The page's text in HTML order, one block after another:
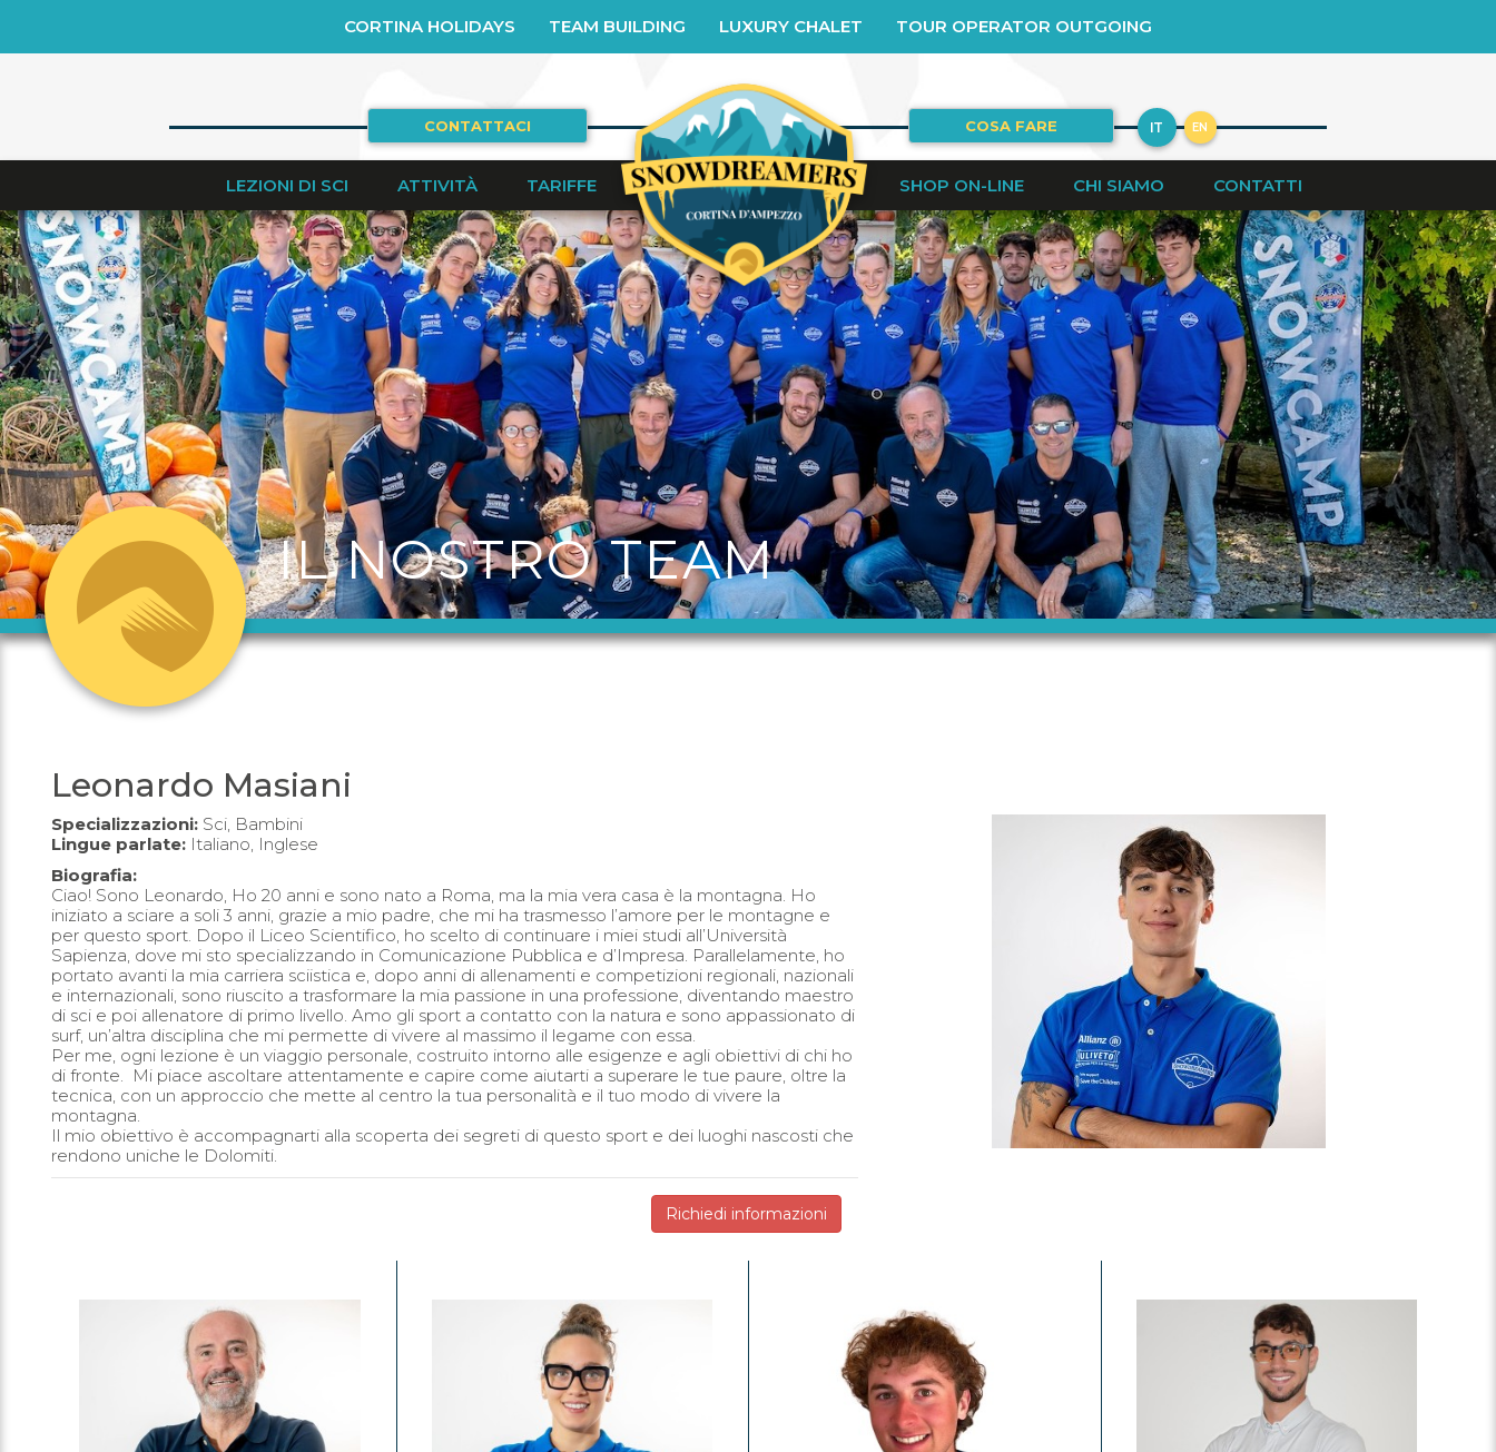
CORTINA HOLIDAYS TEAM BUILDING LUXURY CHALET TOUR OPERATOR OUTGOING
CONTATTACI COSA FARE IT EN
LEZIONI DI SCI ATTIVITÀ TARIFFE SHOP ON-LINE CHI SIAMO CONTATTI
IL NOSTRO TEAM
Leonardo Masiani
Specializzazioni: Sci, Bambini
Lingue parlate: Italiano, Inglese
Biografia:
Ciao! Sono Leonardo, Ho 20 anni e sono nato a Roma, ma la mia vera casa è la montagna. Ho
iniziato a sciare a soli 3 anni, grazie a mio padre, che mi ha trasmesso l’amore per le montagne e
per questo sport. Dopo il Liceo Scientifico, ho scelto di continuare i miei studi all’Università
Sapienza, dove mi sto specializzando in Comunicazione Pubblica e d’Impresa. Parallelamente, ho
portato avanti la mia carriera sciistica e, dopo anni di allenamenti e competizioni regionali, nazionali
e internazionali, sono riuscito a trasformare la mia passione in una professione, diventando maestro
di sci e poi allenatore di primo livello. Amo gli sport a contatto con la natura e sono appassionato di
surf, un’altra disciplina che mi permette di vivere al massimo il legame con essa.
Per me, ogni lezione è un viaggio personale, costruito intorno alle esigenze e agli obiettivi di chi ho
di fronte. Mi piace ascoltare attentamente e capire come aiutarti a superare le tue paure, oltre la
tecnica, con un approccio che mette al centro la tua personalità e il tuo modo di vivere la
montagna.
Il mio obiettivo è accompagnarti alla scoperta dei segreti di questo sport e dei luoghi nascosti che
rendono uniche le Dolomiti.
Richiedi informazioni